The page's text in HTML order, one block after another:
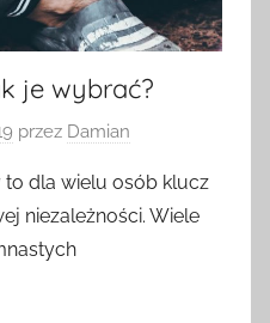
je wybrać?
przez Damian
dla wielu osób klucz
niezależności. Wiele